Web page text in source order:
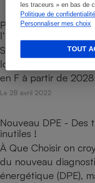
les traceurs » en bas de
Politique de
Personnaliser mes choix
TOUT
Passoires
l’interdiction de louer
Si la loi Climat
logements classés G
en F à partir de
Le 28 avril 2022
Nouveau DPE - Des
inutiles !
À Que Choisir on
du nouveau
énergétique (DPE),